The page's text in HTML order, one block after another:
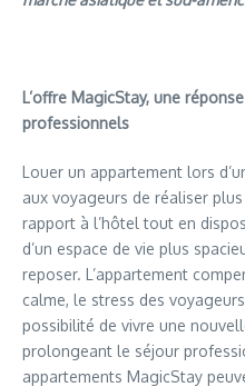
L’offre MagicStay, une
professionnels
Louer un appartement lors
aux voyageurs de réaliser
rapport à l’hôtel tout en
d’un espace de vie plus
reposer. L’appartement
calme, le stress des
possibilité de vivre une
prolongeant le séjour
appartements MagicStay